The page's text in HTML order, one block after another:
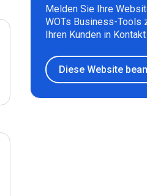
Melden Sie Ihre
WOTs Business-Tools
Ihren Kunden in
Diese Website